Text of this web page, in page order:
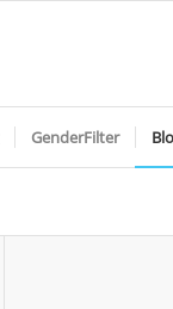
GenderFilter